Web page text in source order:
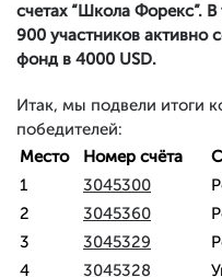
счетах “Школа Форекс”.
900 участников активно
фонд в 4000 USD.
Итак, мы подвели итоги
победителей:
Место
Номер счёта
1
3045300
2
3045360
3
3045329
4
3045328